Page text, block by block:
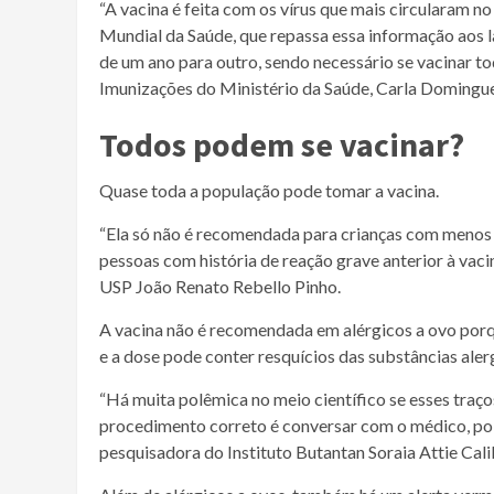
“A vacina é feita com os vírus que mais circularam
Mundial da Saúde, que repassa essa informação
de um ano para outro, sendo necessário se vacinar
Imunizações do Ministério da Saúde, Carla
Todos podem se vacinar?
Quase toda a população pode tomar a vacina.
“Ela só não é recomendada para crianças com
pessoas com história de reação grave anterior à
USP João Renato Rebello Pinho.
A vacina não é recomendada em alérgicos a ovo
e a dose pode conter resquícios das substâncias
“Há muita polêmica no meio científico se esses
procedimento correto é conversar com o médico,
pesquisadora do Instituto Butantan Soraia Attie